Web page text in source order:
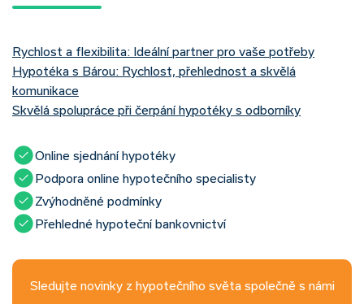
Rychlost a flexibilita: Ideální partner pro vaše potřeby
Hypotéka s Bárou: Rychlost, přehlednost a skvělá
komunikace
Skvělá spolupráce při čerpání hypotéky s odborníky
Online sjednání hypotéky
Podpora online hypotečního specialisty
Zvýhodněné podmínky
Přehledné hypoteční bankovnictví
Sledujte novinky z hypotečního světa společně s námi